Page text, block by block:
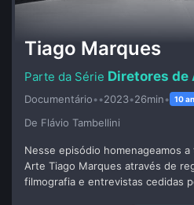
Tiago Marques
Diretores de
Documentário••2023•26min• 10
De Flávio Tambellini
Nesse episódio homenageamos
Arte Tiago Marques através de
filmografia e entrevistas cedidas